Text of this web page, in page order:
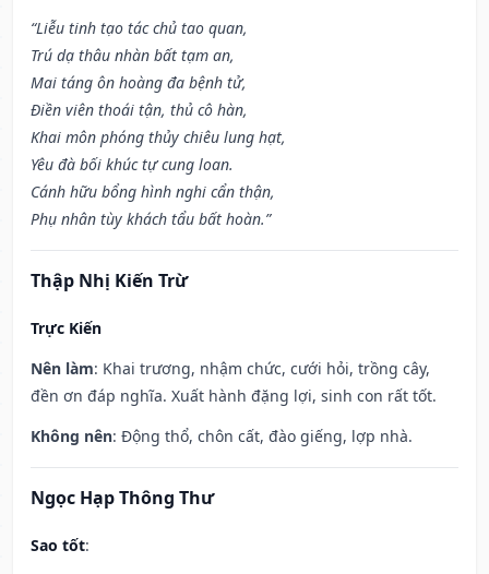
“Liễu tinh tạo tác chủ tao quan,
Trú dạ thâu nhàn bất tạm an,
Mai táng ôn hoàng đa bệnh tử,
Điền viên thoái tận, thủ cô hàn,
Khai môn phóng thủy chiêu lung hạt,
Yêu đà bối khúc tự cung loan.
Cánh hữu bổng hình nghi cẩn thận,
Phụ nhân tùy khách tẩu bất hoàn.”
Thập Nhị Kiến Trừ
Trực Kiến
Nên làm: Khai trương, nhậm chức, cưới hỏi, trồng cây,
đền ơn đáp nghĩa. Xuất hành đặng lợi, sinh con rất tốt.
Không nên: Động thổ, chôn cất, đào giếng, lợp nhà.
Ngọc Hạp Thông Thư
Sao tốt: